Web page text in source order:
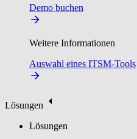
Demo buchen
Weitere Informationen
Auswahl eines ITSM-Tools
Lösungen
Lösungen